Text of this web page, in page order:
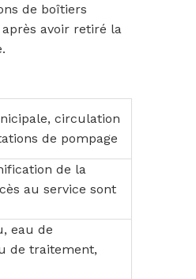
de boîtiers
avoir retiré la
circulation
de pompage
de la
au service sont
eau de
de traitement,